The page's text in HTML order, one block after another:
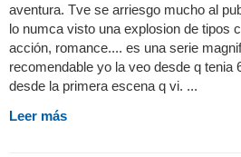
aventura. Tve se arriesgo mucho al
lo numca visto una explosion de tipos
acción, romance.... es una serie
recomendable yo la veo desde q tenia
desde la primera escena q vi. ...
Leer más